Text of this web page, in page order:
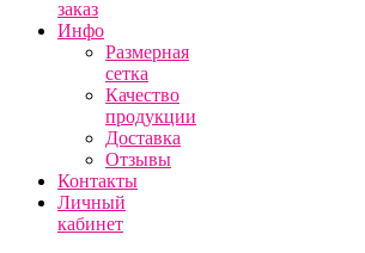
заказ
Инфо
Размерная
сетка
Качество
продукции
Доставка
Отзывы
Контакты
Личный
кабинет